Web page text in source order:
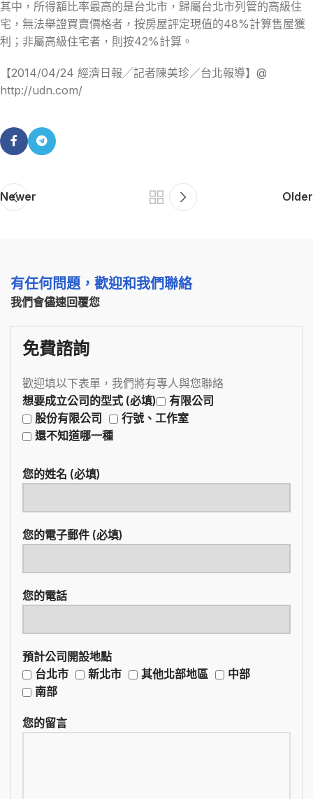
其中，所得額比率最高的是台北市，歸屬台北市列管的高級住
宅，無法舉證買賣價格者，按房屋評定現值的48%計算售屋獲
利；非屬高級住宅者，則按42%計算。
【2014/04/24 經濟日報╱記者陳美珍／台北報導】@
http://udn.com/
Newer Older
有任何問題，歡迎和我們聯絡
我們會儘速回覆您
免費諮詢
歡迎填以下表單，我們將有專人與您聯絡
想要成立公司的型式 (必填)
有限公司
股份有限公司
行號、工作室
還不知道哪一種
您的姓名 (必填)
您的電子郵件 (必填)
您的電話
預計公司開設地點
台北市
新北市 其他北部地區
中部
南部
您的留言